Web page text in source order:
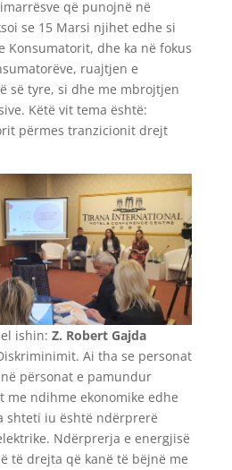
që punojnë në
se 15 Marsi njihet edhe si
Konsumatorit, dhe ka në fokus
ruajtjen e
së tyre, si dhe me mbrojtjen
Këtë vit tema është:
përmes tranzicionit drejt
ishin: Z. Robert Gajda
Ai tha se personat
përsonat e pamundur
me ndihme ekonomike edhe
shteti iu është ndërprerë
Ndërprerja e energjisë
të drejta që kanë të bëjnë me